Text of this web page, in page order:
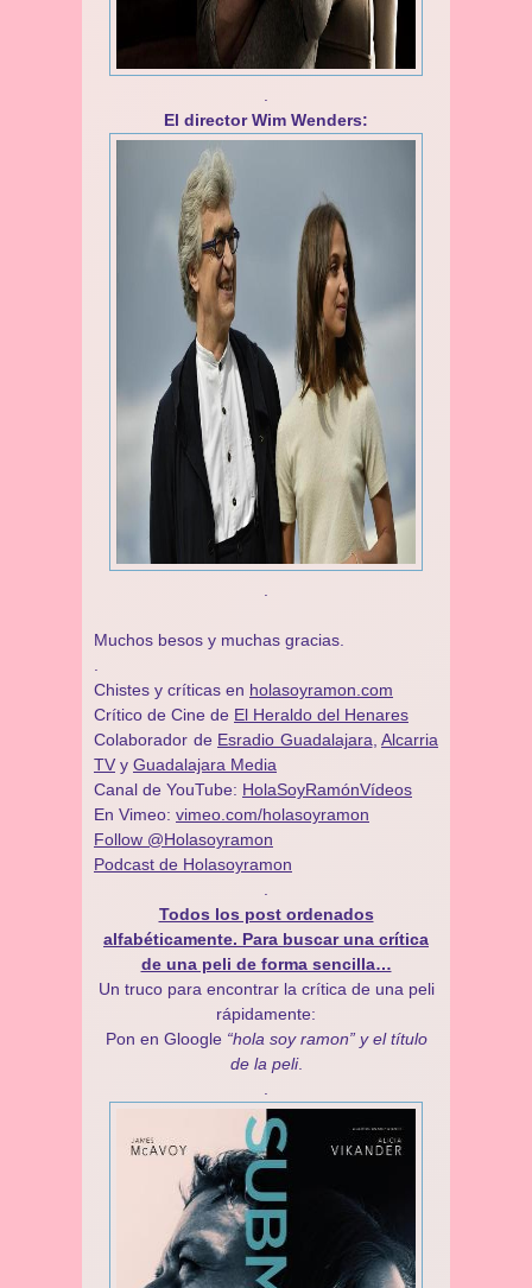
El director Wim Wenders:
Muchos besos y muchas gracias.
Chistes y críticas en holasoyramon.com
Crítico de Cine de El Heraldo del Henares
​​Colaborador de Esradio Guadalajara Alcarria
TV y Guadalajara Media
Canal de YouTube: HolaSoyRamónVídeos
En Vimeo: vimeo.com/holasoyramon
Follow @Holasoyramon
Podcast de Holasoyramon
Todos los post ordenados
alfabéticamente. Para buscar una crítica
de una peli de forma sencilla…
Un truco para encontrar la crítica de una peli
rápidamente:
Pon en Gloogle “hola soy ramon” y el título
de la peli.